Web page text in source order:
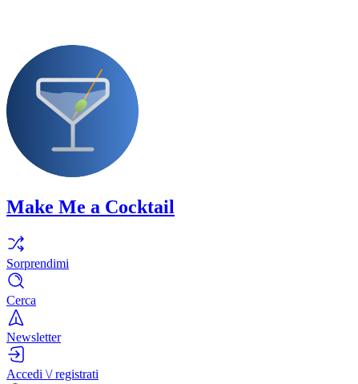
Make Me a Cocktail
Sorprendimi
Cerca
Newsletter
Accedi \/ registrati